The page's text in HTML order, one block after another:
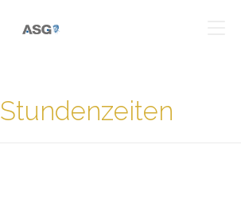
Stundenzeiten